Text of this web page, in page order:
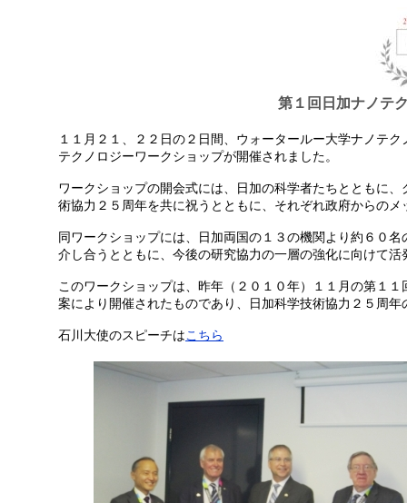
第１回日加ナノテ
１１月２１、２２日の２日間、ウォータールー大学ナノテ
テクノロジーワークショップが開催されました。
ワークショップの開会式には、日加の科学者たちとともに
術協力２５周年を共に祝うとともに、それぞれ政府からの
同ワークショップには、日加両国の１３の機関より約６０
介し合うとともに、今後の研究協力の一層の強化に向けて
このワークショップは、昨年（２０１０年）１１月の第１
案により開催されたものであり、日加科学技術協力２５周
石川大使のスピーチはこちら